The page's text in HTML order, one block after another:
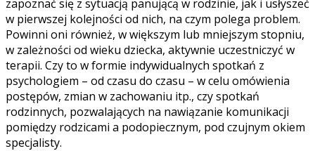
zapoznać się z sytuacją panującą w rodzinie, jak i usłyszeć
w pierwszej kolejności od nich, na czym polega problem.
Powinni oni również, w większym lub mniejszym stopniu,
w zależności od wieku dziecka, aktywnie uczestniczyć w
terapii. Czy to w formie indywidualnych spotkań z
psychologiem – od czasu do czasu – w celu omówienia
postępów, zmian w zachowaniu itp., czy spotkań
rodzinnych, pozwalających na nawiązanie komunikacji
pomiędzy rodzicami a podopiecznym, pod czujnym okiem
specjalisty.